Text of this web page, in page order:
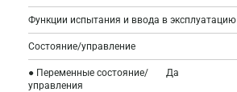
Функции испытания и ввода в эксплуатацию
Состояние/управление
● Переменные состояние/
управления
Да